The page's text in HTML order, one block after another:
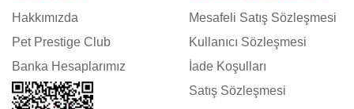
Hakkımızda
Pet Prestige Club
Banka Hesaplarımız
Mesafeli Satış Sözleşmesi
Kullanıcı Sözleşmesi
İade Koşulları
Satış Sözleşmesi